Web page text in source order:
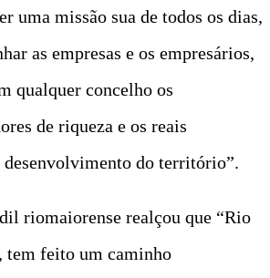
uma missão sua de todos os dias,
as empresas e os empresários,
qualquer concelho os
de riqueza e os reais
desenvolvimento do território”.
riomaiorense realçou que “Rio
feito um caminho